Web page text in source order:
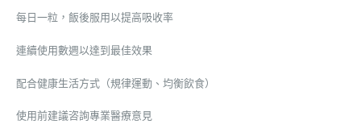
每日一粒，飯後服用以提高吸收率
連續使用數週以達到最佳效果
配合健康生活方式（規律運動、均衡飲食）
使用前建議咨詢專業醫療意見